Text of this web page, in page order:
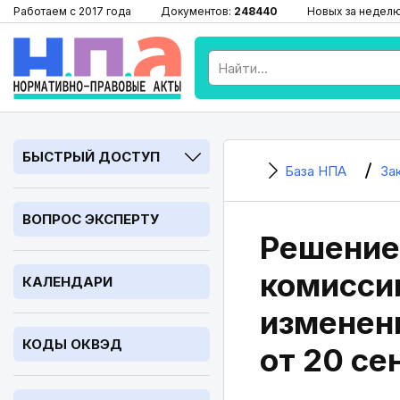
Работаем с 2017 года Документов: 248440 Новых за
БЫСТРЫЙ ДОСТУП
ВОПРОС ЭКСПЕРТУ
КАЛЕНДАРИ
КОДЫ ОКВЭД
База НПА
от 20